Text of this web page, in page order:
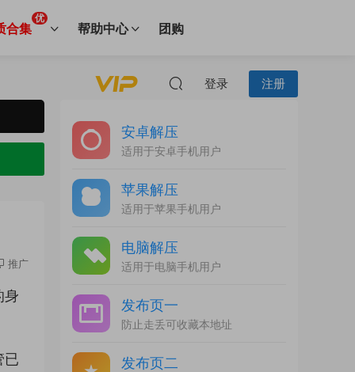
合集
优
帮助中心 团购
登录 注册
推广
身
已
安卓解压
适用于安卓手机用户
苹果解压
适用于苹果手机用户
电脑解压
适用于电脑手机用户
发布页一
防止走丢可收藏本地址
发布页二